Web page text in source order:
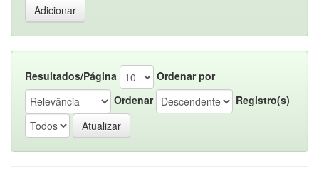
Resultados/Página
Ordenar por
Ordenar
Registro(s)